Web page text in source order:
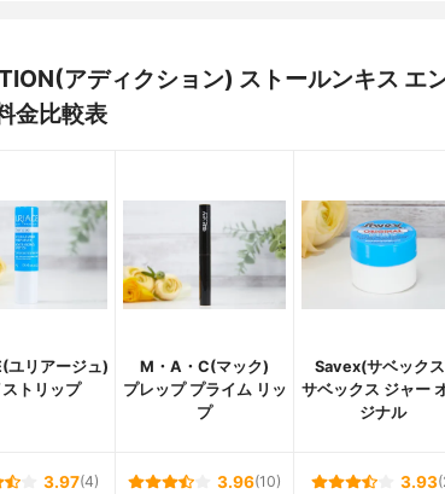
アディクション) ストールンキス エ
金比較表
ユリアージュ)
ストリップ
M・A・C(マック)
プレップ プライム リッ
プ
Savex(サベック
サベックス ジャー
ジナル
3.97(4) 3.96(10) 3.93